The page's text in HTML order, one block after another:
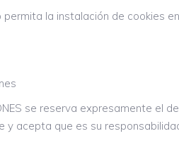
permita la instalación de cookies
se reserva expresamente
y acepta que es su